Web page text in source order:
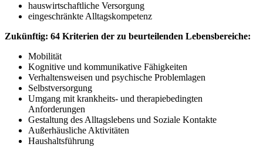
hauswirtschaftliche Versorgung
eingeschränkte Alltagskompetenz
Zukünftig: 64 Kriterien der zu beurteilenden Lebensbereiche:
Mobilität
Kognitive und kommunikative Fähigkeiten
Verhaltensweisen und psychische Problemlagen
Selbstversorgung
Umgang mit krankheits- und therapiebedingten
Anforderungen
Gestaltung des Alltagslebens und Soziale Kontakte
Außerhäusliche Aktivitäten
Haushaltsführung